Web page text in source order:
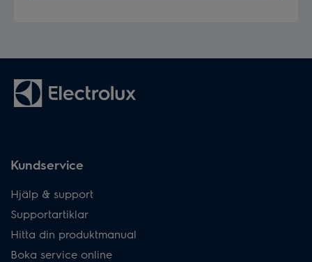
Kundservice
Hjälp & support
Supportartiklar
Hitta din produktmanual
Boka service online